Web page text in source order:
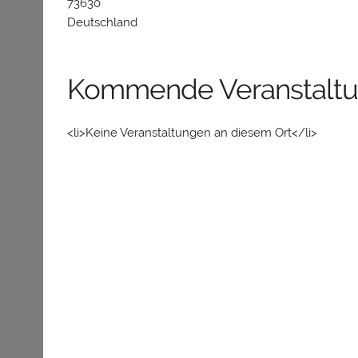
73630
Deutschland
Kommende
<li>Keine Veranstaltungen an diesem Ort</li>